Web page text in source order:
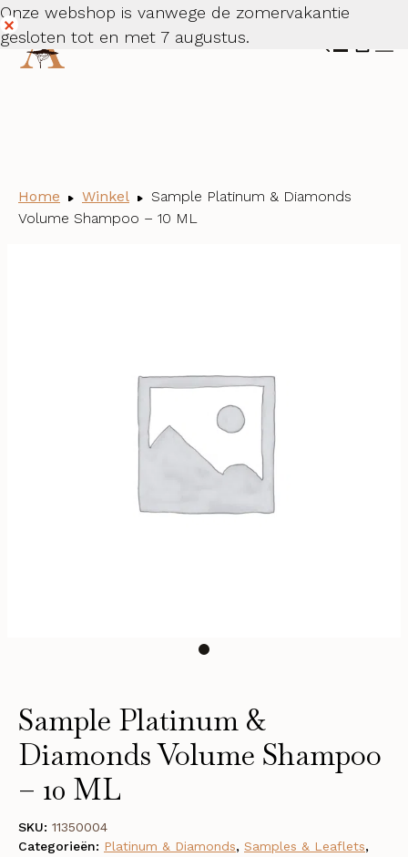
Onze webshop is vanwege de zomervakantie
gesloten tot en met 7 augustus.
Dismiss
Home Winkel
Sample Platinum & Diamonds
Volume Shampoo – 10 ML
Sample Platinum &
Diamonds Volume Shampoo
– 10 ML
SKU: 11350004
Categorieën: Platinum & Diamonds, Samples & Leaflets,